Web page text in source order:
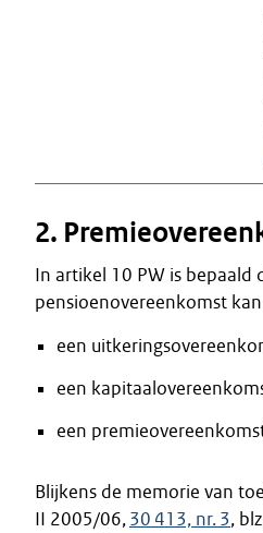
2.
In artikel 10 PW is bepaald
pensioenovereenkomst
een
een
een
Blijkens de memorie van
II 2005/06,30 413, nr. 3,